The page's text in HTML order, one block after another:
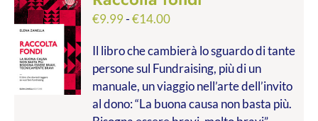
€9.99-€14.00Fascia
prezzo:
da
€9.99
a
Il libro che cambierà lo sguardo di tante
persone sul Fundraising, più di un
manuale, un viaggio nell’arte dell’invito
al dono: “La buona causa non basta più.